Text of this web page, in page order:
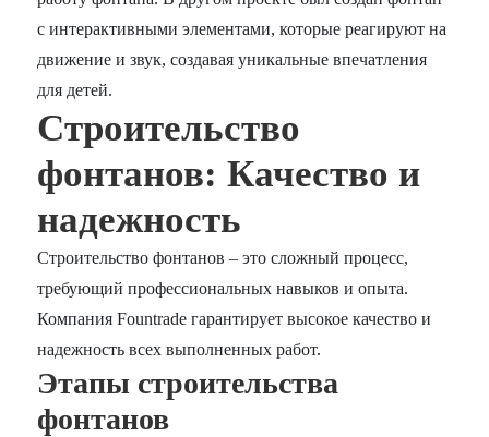
с интерактивными элементами, которые реагируют на
движение и звук, создавая уникальные впечатления
для детей.
Строительство
фонтанов: Качество и
надежность
Строительство фонтанов – это сложный процесс,
требующий профессиональных навыков и опыта.
Компания Fountrade гарантирует высокое качество и
надежность всех выполненных работ.
Этапы строительства
фонтанов